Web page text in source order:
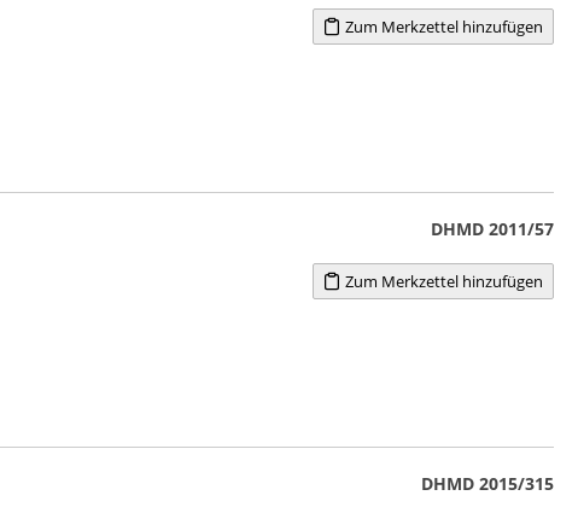
Zum Merkzettel hinzufügen
DHMD 2011/57
Zum Merkzettel hinzufügen
DHMD 2015/315